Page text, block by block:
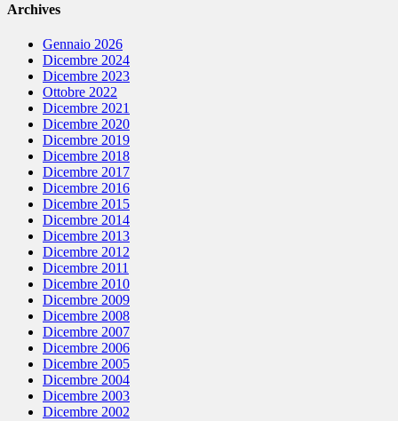
Archives
Gennaio 2026
Dicembre 2024
Dicembre 2023
Ottobre 2022
Dicembre 2021
Dicembre 2020
Dicembre 2019
Dicembre 2018
Dicembre 2017
Dicembre 2016
Dicembre 2015
Dicembre 2014
Dicembre 2013
Dicembre 2012
Dicembre 2011
Dicembre 2010
Dicembre 2009
Dicembre 2008
Dicembre 2007
Dicembre 2006
Dicembre 2005
Dicembre 2004
Dicembre 2003
Dicembre 2002